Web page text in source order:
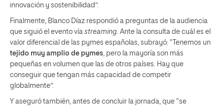
innovación y sostenibilidad”.
Finalmente, Blanco Díaz respondió a preguntas de la audiencia
que siguió el evento vía streaming . Ante la consulta de cuál es el
valor diferencial de las pymes españolas, subrayó: “Tenemos un
tejido muy amplio de pymes , pero la mayoría son más
pequeñas en volumen que las de otros países. Hay que
conseguir que tengan más capacidad de competir
globalmente”.
Y aseguró también, antes de concluir la jornada, que “se